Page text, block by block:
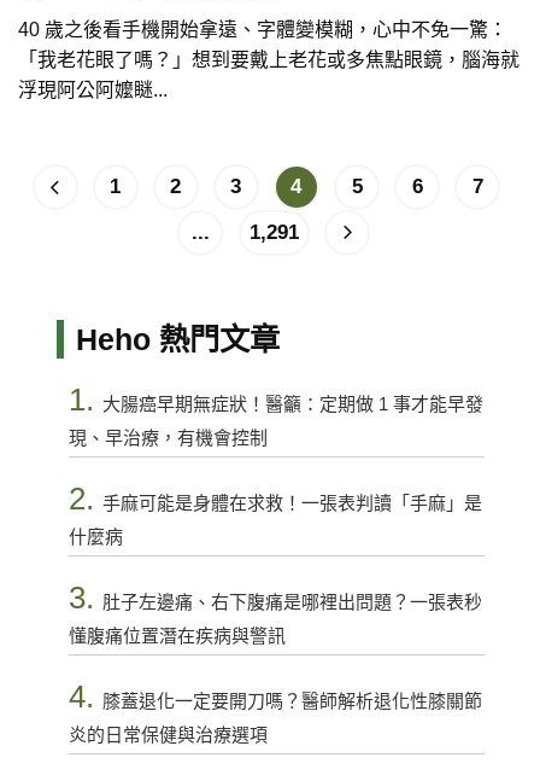
40 歲之後看手機開始拿遠、字體變模糊，心中不免一驚：
「我老花眼了嗎？」想到要戴上老花或多焦點眼鏡，腦海就
浮現阿公阿嬤瞇...
1 2 3 4 5 6
7
...
1,291
Heho 熱門文章
1. 大腸癌早期無症狀！醫籲：定期做 1 事才能早發
現、早治療，有機會控制
2. 手麻可能是身體在求救！一張表判讀「手麻」是
什麼病
3. 肚子左邊痛、右下腹痛是哪裡出問題？一張表秒
懂腹痛位置潛在疾病與警訊
4. 膝蓋退化一定要開刀嗎？醫師解析退化性膝關節
炎的日常保健與治療選項